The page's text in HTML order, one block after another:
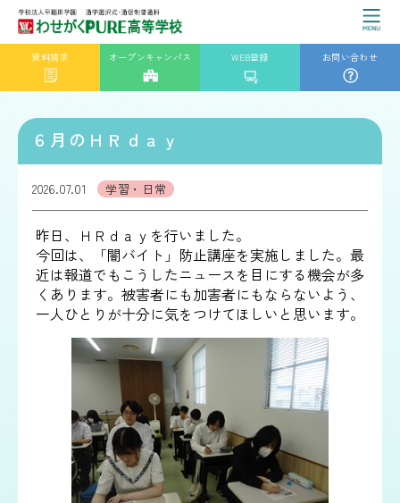
資料請求 オープンキャンパス WEB登録 お問い合わせ
６月のＨＲｄａｙ
2026.07.01 学習・日常
昨日、ＨＲｄａｙを行いました。
今回は、「闇バイト」防止講座を実施しました。最
近は報道でもこうしたニュースを目にする機会が多
くあります。被害者にも加害者にもならないよう、
一人ひとりが十分に気をつけてほしいと思います。